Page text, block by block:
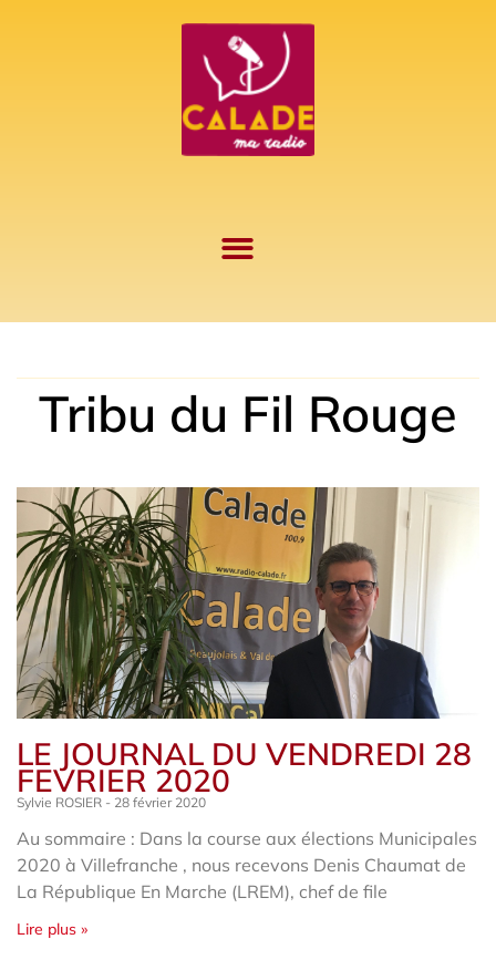
Tribu du Fil Rouge
LE JOURNAL DU VENDREDI 28
FEVRIER 2020
Sylvie ROSIER 28 février 2020
Au sommaire : Dans la course aux élections Municipales
2020 à Villefranche , nous recevons Denis Chaumat de
La République En Marche (LREM), chef de file
Lire plus »